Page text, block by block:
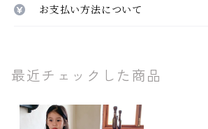
お支払い方法について
最近チェックした商品